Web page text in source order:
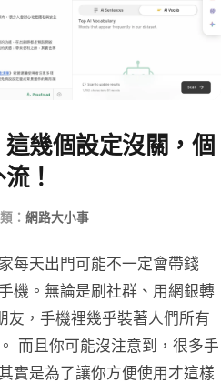
幾個設定沒關，個
！
： 網路大小事
每天出門可能不一定會帶錢
機。無論是刷社群、用網銀轉
友，手機裡幾乎裝著人們所有
而且你可能沒注意到，很多手
實是為了讓你方便使用才這樣